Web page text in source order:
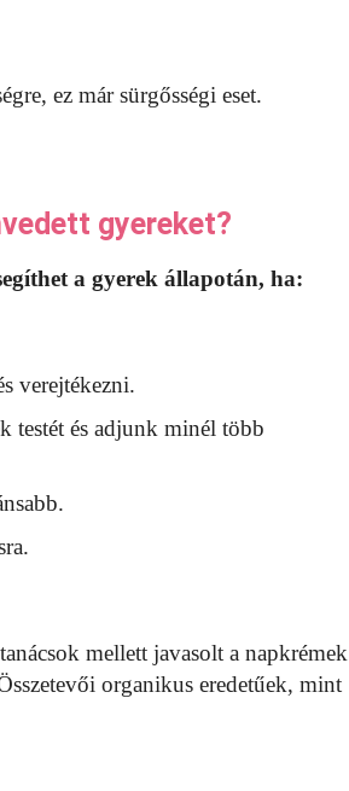
ez már sürgősségi eset.
gyereket?
a gyerek állapotán, ha:
verejtékezni.
testét és adjunk minél több
mellett javasolt a napkrémek
organikus eredetűek, mint